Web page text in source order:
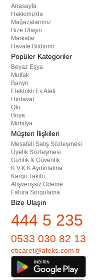
Anasayfa
Hakkımızda
Mağazalarımız
Bize Ulaşın
Markalar
Havale Bildirimi
Popüler Kategoriler
Beyaz Eşya
Mutfak
Banyo
Elektrikli Ev Aleti
Hırdavat
Oto
Boya
Mobilya
Müşteri İlişkileri
Mesafeli Satış Sözleşmesi
Üyelik Sözleşmesi
Gizlilik & Güvenlik
K.V.K.K Aydınlatma
Kargo Takibi
Alışverişsiz Ödeme
Fatura Sorgulama
Bize Ulaşın
444 5 235
0533 030 82 13
eticaret@afeks.com.tr